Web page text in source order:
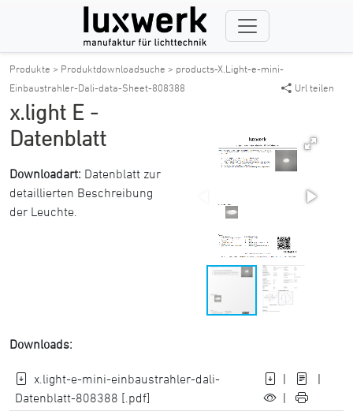
Produkte > Produktdownloadsuche > products-X.Light-e-mini-
Einbaustrahler-Dali-data-Sheet-808388
Url teilen
x.light E -
Datenblatt
Downloadart: Datenblatt zur
detaillierten Beschreibung
der Leuchte.
Downloads:
x.light-e-mini-einbaustrahler-dali-
Datenblatt-808388 [.pdf]
|
|
|